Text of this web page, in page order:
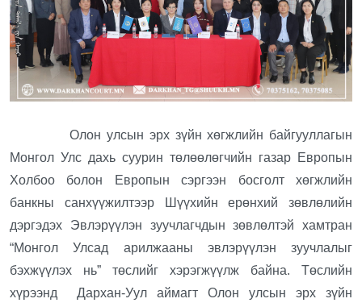
Олон улсын эрх зүйн хөгжлийн байгууллагын
Монгол Улс дахь суурин төлөөлөгчийн газар Европын
Холбоо болон Европын сэргээн босголт хөгжлийн
банкны санхүүжилтээр Шүүхийн ерөнхий зөвлөлийн
дэргэдэх Эвлэрүүлэн зуучлагчдын зөвлөлтэй хамтран
“Монгол Улсад арилжааны эвлэрүүлэн зуучлалыг
бэхжүүлэх нь” төслийг хэрэгжүүлж байна. Төслийн
хүрээнд Дархан-Уул аймагт Олон улсын эрх зүйн